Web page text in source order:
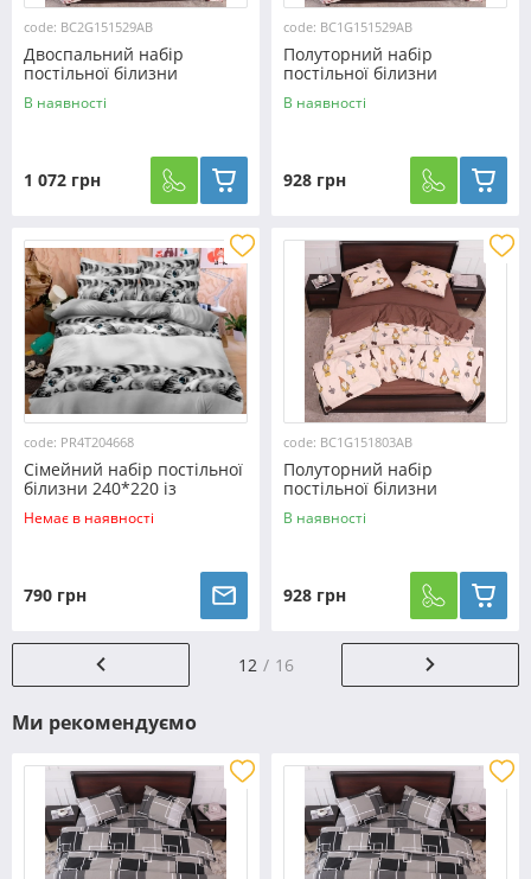
code: BC2G151529AB
Двоспальний набір
постільної білизни
180*220 із Бязі "Gold"
№151529AB Черешенка™
В наявності
1 072 грн
code: BC1G151529AB
Полуторний набір
постільної білизни
150*220 із Бязі "Gold"
№151529AB Черешенка™
В наявності
928 грн
code: PR4T204668
Сімейний набір постільної
білизни 240*220 із
полікотону №204668
Черешенька™
Немає в наявності
790 грн
code: BC1G151803АВ
Полуторний набір
постільної білизни
150*220 із Бязі "Gold"
№151803АВ Черешенька™
В наявності
928 грн
12 16
Ми рекомендуємо